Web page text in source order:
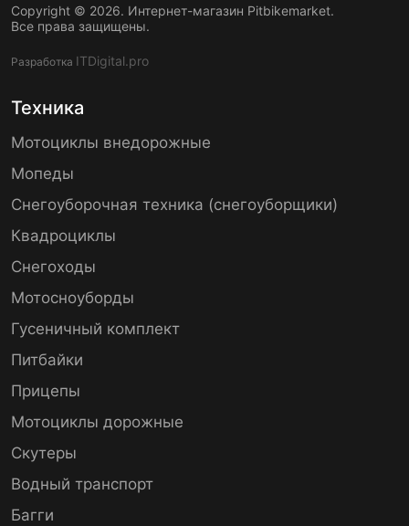
Copyright © 2026. Интернет-магазин Pitbikemarket.
Все права защищены.
Разработка ITDigital.pro
Техника
Мотоциклы внедорожные
Мопеды
Снегоуборочная техника (снегоуборщики)
Квадроциклы
Снегоходы
Мотосноуборды
Гусеничный комплект
Питбайки
Прицепы
Мотоциклы дорожные
Скутеры
Водный транспорт
Багги